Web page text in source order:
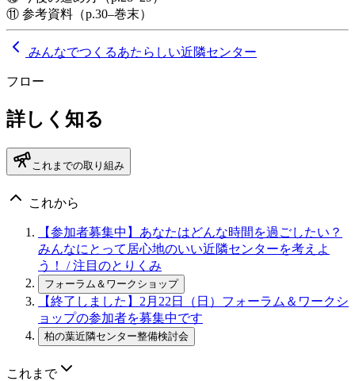
⑪ 参考資料（p.30–巻末）
みんなでつくるあたらしい近隣センター
フロー
詳しく知る
これまでの取り組み
これから
【参加者募集中】あなたはどんな時間を過ごしたい？
みんなにとって居心地のいい近隣センターを考えよ
う！
/ 注目のとりくみ
フォーラム＆ワークショップ
【終了しました】2月22日（日）フォーラム＆ワークシ
ョップの参加者を募集中です
柏の葉近隣センター整備検討会
これまで